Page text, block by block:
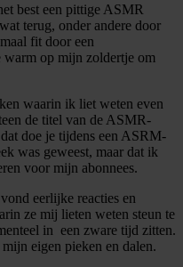
best een pittige ASMR
terug, onder andere door
fit door een
warm op mijn zoldertje om
waarin ik liet weten even
de titel van de ASMR-
doe je tijdens een ASRM-
was geweest, maar dat ik
voor mijn abonnees.
eerlijke reacties en
ze mij lieten weten steun te
in een zware tijd zitten.
eigen pieken en dalen.